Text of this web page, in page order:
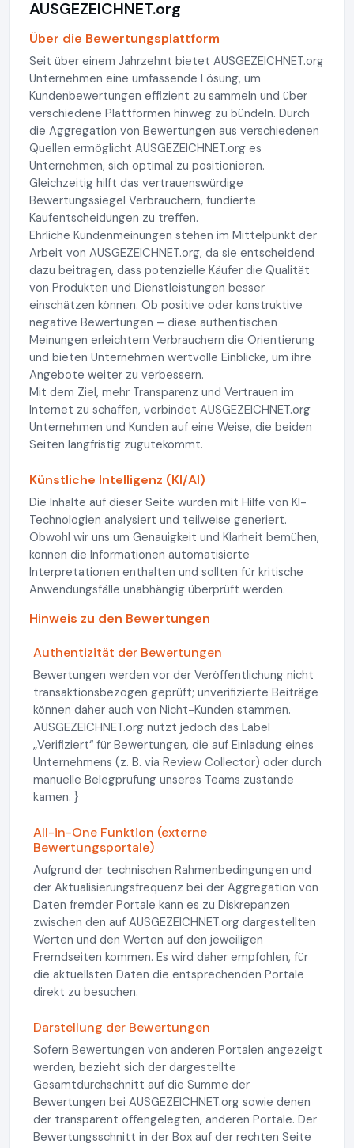
AUSGEZEICHNET.org
Über die Bewertungsplattform
Seit über einem Jahrzehnt bietet AUSGEZEICHNET.org
Unternehmen eine umfassende Lösung, um
Kundenbewertungen effizient zu sammeln und über
verschiedene Plattformen hinweg zu bündeln. Durch
die Aggregation von Bewertungen aus verschiedenen
Quellen ermöglicht AUSGEZEICHNET.org es
Unternehmen, sich optimal zu positionieren.
Gleichzeitig hilft das vertrauenswürdige
Bewertungssiegel Verbrauchern, fundierte
Kaufentscheidungen zu treffen.
Ehrliche Kundenmeinungen stehen im Mittelpunkt der
Arbeit von AUSGEZEICHNET.org, da sie entscheidend
dazu beitragen, dass potenzielle Käufer die Qualität
von Produkten und Dienstleistungen besser
einschätzen können. Ob positive oder konstruktive
negative Bewertungen – diese authentischen
Meinungen erleichtern Verbrauchern die Orientierung
und bieten Unternehmen wertvolle Einblicke, um ihre
Angebote weiter zu verbessern.
Mit dem Ziel, mehr Transparenz und Vertrauen im
Internet zu schaffen, verbindet AUSGEZEICHNET.org
Unternehmen und Kunden auf eine Weise, die beiden
Seiten langfristig zugutekommt.
Künstliche Intelligenz (KI/AI)
Die Inhalte auf dieser Seite wurden mit Hilfe von KI-
Technologien analysiert und teilweise generiert.
Obwohl wir uns um Genauigkeit und Klarheit bemühen,
können die Informationen automatisierte
Interpretationen enthalten und sollten für kritische
Anwendungsfälle unabhängig überprüft werden.
Hinweis zu den Bewertungen
Authentizität der Bewertungen
Bewertungen werden vor der Veröffentlichung nicht
transaktionsbezogen geprüft; unverifizierte Beiträge
können daher auch von Nicht-Kunden stammen.
AUSGEZEICHNET.org nutzt jedoch das Label
„Verifiziert“ für Bewertungen, die auf Einladung eines
Unternehmens (z. B. via Review Collector) oder durch
manuelle Belegprüfung unseres Teams zustande
kamen. }
All-in-One Funktion (externe
Bewertungsportale)
Aufgrund der technischen Rahmenbedingungen und
der Aktualisierungsfrequenz bei der Aggregation von
Daten fremder Portale kann es zu Diskrepanzen
zwischen den auf AUSGEZEICHNET.org dargestellten
Werten und den Werten auf den jeweiligen
Fremdseiten kommen. Es wird daher empfohlen, für
die aktuellsten Daten die entsprechenden Portale
direkt zu besuchen.
Darstellung der Bewertungen
Sofern Bewertungen von anderen Portalen angezeigt
werden, bezieht sich der dargestellte
Gesamtdurchschnitt auf die Summe der
Bewertungen bei AUSGEZEICHNET.org sowie denen
der transparent offengelegten, anderen Portale. Der
Bewertungsschnitt in der Box auf der rechten Seite